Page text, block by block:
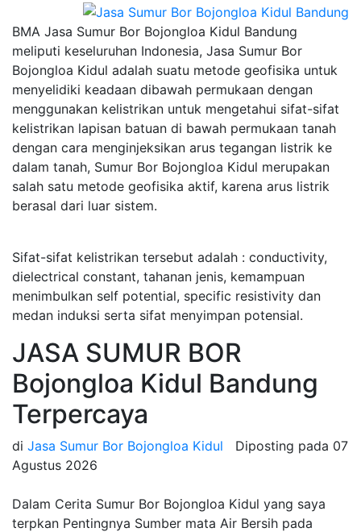
BMA Jasa Sumur Bor Bojongloa Kidul Bandung
meliputi keseluruhan Indonesia, Jasa Sumur Bor
Bojongloa Kidul adalah suatu metode geofisika untuk
menyelidiki keadaan dibawah permukaan dengan
menggunakan kelistrikan untuk mengetahui sifat-sifat
kelistrikan lapisan batuan di bawah permukaan tanah
dengan cara menginjeksikan arus tegangan listrik ke
dalam tanah, Sumur Bor Bojongloa Kidul merupakan
salah satu metode geofisika aktif, karena arus listrik
berasal dari luar sistem.
Sifat-sifat kelistrikan tersebut adalah : conductivity,
dielectrical constant, tahanan jenis, kemampuan
menimbulkan self potential, specific resistivity dan
medan induksi serta sifat menyimpan potensial.
JASA SUMUR BOR
Bojongloa Kidul Bandung
Terpercaya
di Jasa Sumur Bor Bojongloa Kidul Diposting pada 07
Agustus 2026
Dalam Cerita Sumur Bor Bojongloa Kidul yang saya
terpkan Pentingnya Sumber mata Air Bersih pada